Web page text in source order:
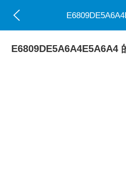
E6809DE5A6A4E5A6A4